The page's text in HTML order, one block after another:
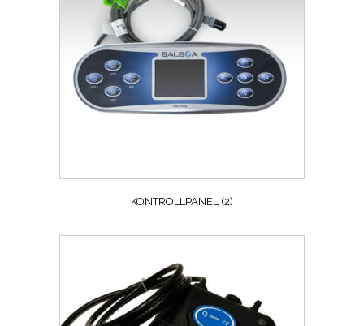
KONTROLLPANEL (2)